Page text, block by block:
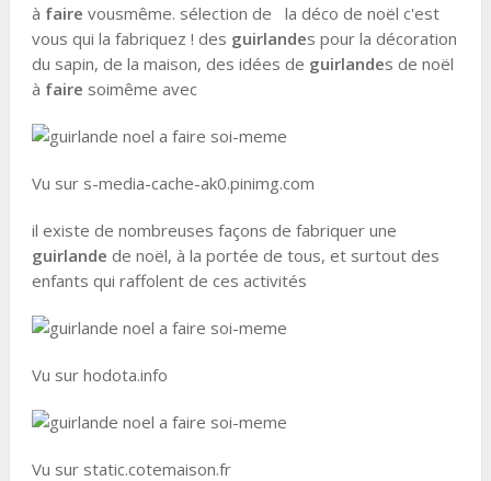
à faire vousmême. sélection de la déco de noël c'est
vous qui la fabriquez ! des guirlandes pour la décoration
du sapin, de la maison, des idées de guirlandes de noël
à faire soimême avec
Vu sur s-media-cache-ak0.pinimg.com
il existe de nombreuses façons de fabriquer une
guirlande de noël, à la portée de tous, et surtout des
enfants qui raffolent de ces activités
Vu sur hodota.info
Vu sur static.cotemaison.fr